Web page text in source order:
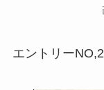
エントリー